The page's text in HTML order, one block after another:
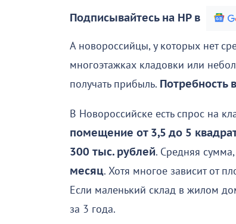
Подписывайтесь на НР в
А новороссийцы, у которых нет
многоэтажках кладовки или
получать прибыль. Потребность
В Новороссийске есть спрос на
помещение от 3,5 до 5
300 тыс. рублей. Средняя
месяц. Хотя многое зависит от
Если маленький склад в жилом
за 3 года.